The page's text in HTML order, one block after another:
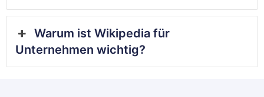
Warum ist Wikipedia für
Unternehmen wichtig?